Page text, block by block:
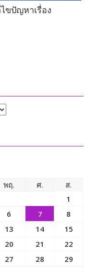
ลอดภัย
ขปัญหาเรื่อง
วน
แก้ไข
พฤ. ศ.
ส.
1
6 7
8
13 14
15
20 21
22
27 28
29